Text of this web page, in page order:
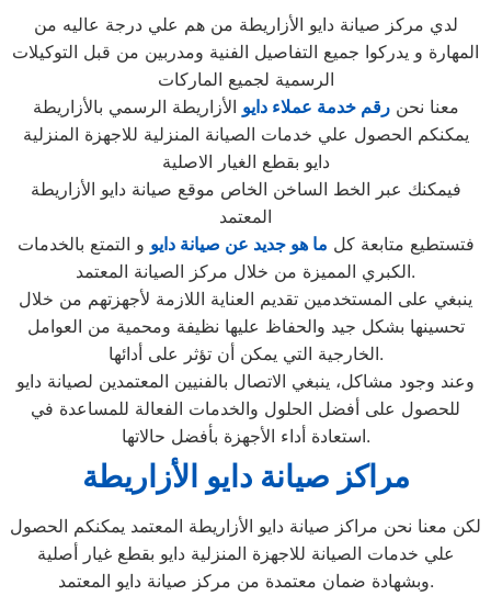
لدي مركز صيانة دايو الأزاريطة من هم علي درجة عاليه من
المهارة و يدركوا جميع التفاصيل الفنية ومدربين من قبل التوكيلات
الرسمية لجميع الماركات
معنا نحنرقم خدمة عملاء دايو الأزاريطة الرسمي بالأزاريطة
يمكنكم الحصول علي خدمات الصيانة المنزلية للاجهزة المنزلية
دايو بقطع الغيار الاصلية
فيمكنك عبر الخط الساخن الخاص موقع صيانة دايو الأزاريطة
المعتمد
فتستطيع متابعة كل ما هو جديد عن صيانة دايو و التمتع بالخدمات
الكبري المميزة من خلال مركز الصيانة المعتمد.
ينبغي على المستخدمين تقديم العناية اللازمة لأجهزتهم من خلال
تحسينها بشكل جيد والحفاظ عليها نظيفة ومحمية من العوامل
الخارجية التي يمكن أن تؤثر على أدائها.
وعند وجود مشاكل، ينبغي الاتصال بالفنيين المعتمدين لصيانة دايو
للحصول على أفضل الحلول والخدمات الفعالة للمساعدة في
استعادة أداء الأجهزة بأفضل حالاتها.
مراكز صيانة دايو الأزاريطة
لكن معنا نحن مراكز صيانة دايو الأزاريطة المعتمد يمكنكم الحصول
علي خدمات الصيانة للاجهزة المنزلية دايو بقطع غيار أصلية
وبشهادة ضمان معتمدة من مركز صيانة دايو المعتمد.